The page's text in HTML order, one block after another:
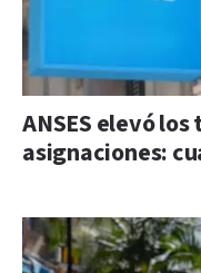
ANSES elevó
asignaciones: